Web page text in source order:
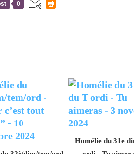
0
Homélie du 31e